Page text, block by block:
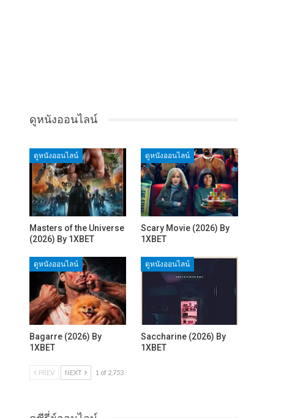
ดูหนังออนไลน์
ดูหนังออนไลน์
Masters of the Universe
(2026) By 1XBET
ดูหนังออนไลน์
Scary Movie (2026) By
1XBET
ดูหนังออนไลน์
Bagarre (2026) By
1XBET
ดูหนังออนไลน์
Saccharine (2026) By
1XBET
PREV NEXT 1 of 2,753